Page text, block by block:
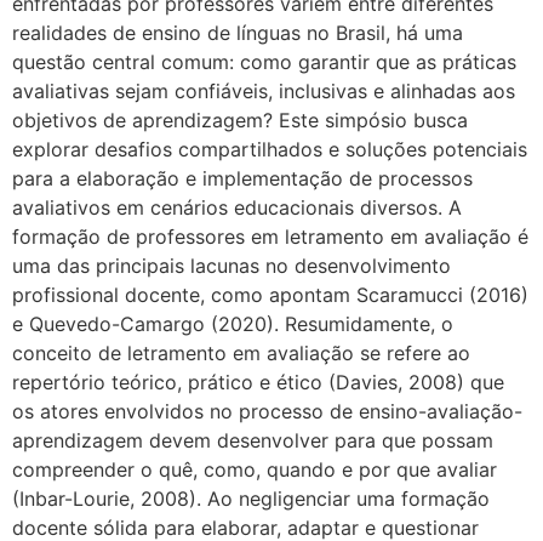
realidades de ensino de línguas no Brasil, há uma
questão central comum: como garantir que as práticas
avaliativas sejam confiáveis, inclusivas e alinhadas aos
objetivos de aprendizagem? Este simpósio busca
explorar desafios compartilhados e soluções potenciais
para a elaboração e implementação de processos
avaliativos em cenários educacionais diversos. A
formação de professores em letramento em avaliação é
uma das principais lacunas no desenvolvimento
profissional docente, como apontam Scaramucci (2016)
e Quevedo-Camargo (2020). Resumidamente, o
conceito de letramento em avaliação se refere ao
repertório teórico, prático e ético (Davies, 2008) que
os atores envolvidos no processo de ensino-avaliação-
aprendizagem devem desenvolver para que possam
compreender o quê, como, quando e por que avaliar
(Inbar-Lourie, 2008). Ao negligenciar uma formação
docente sólida para elaborar, adaptar e questionar